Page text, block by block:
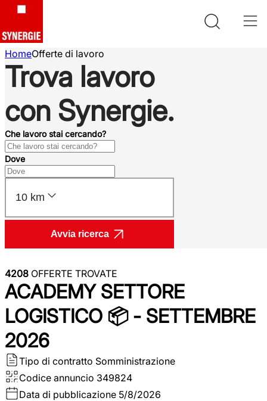
HomeOfferte di lavoro
Trova lavoro
con Synergie.
Che lavoro stai cercando?
Dove
10 km
Avvia ricerca
4208 OFFERTE TROVATE
ACADEMY SETTORE
LOGISTICO 📦 - SETTEMBRE
2026
Tipo di contratto Somministrazione
Codice annuncio 349824
Data di pubblicazione 5/8/2026